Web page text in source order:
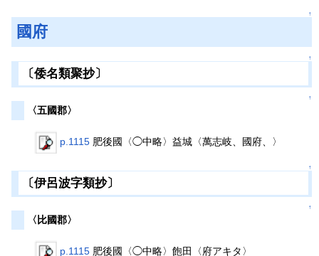
↑
國府
↑
〔倭名類聚抄〕
↑
〈五國郡〉
p.1115 肥後國〈◯中略〉益城〈萬志岐、國府、〉
↑
〔伊呂波字類抄〕
↑
〈比國郡〉
p.1115 肥後國〈◯中略〉飽田〈府アキタ〉